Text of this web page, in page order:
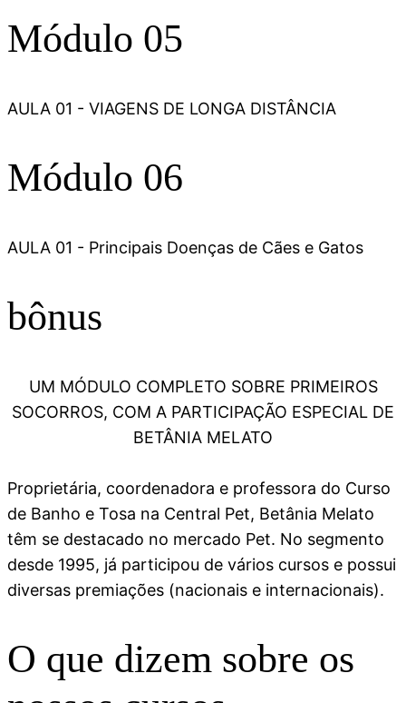
Módulo 05
AULA 01 - VIAGENS DE LONGA DISTÂNCIA
Módulo 06
AULA 01 - Principais Doenças de Cães e Gatos
bônus
UM MÓDULO COMPLETO SOBRE PRIMEIROS
SOCORROS, COM A PARTICIPAÇÃO ESPECIAL DE
BETÂNIA MELATO
Proprietária, coordenadora e professora do Curso
de Banho e Tosa na Central Pet, Betânia Melato
têm se destacado no mercado Pet. No segmento
desde 1995, já participou de vários cursos e possui
diversas premiações (nacionais e internacionais).
O que dizem sobre os